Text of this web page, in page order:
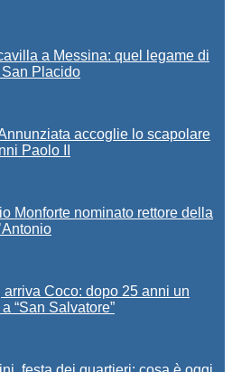
a Messina: quel legame di
Placido
accoglie lo scapolare
Paolo II
Monforte nominato rettore della
arriva Coco: dopo 25 anni un
“San Salvatore”